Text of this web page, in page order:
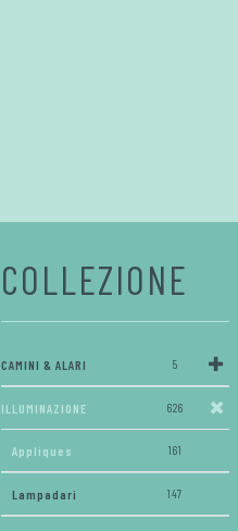
COLLEZIONE
CAMINI & ALARI 5
ILLUMINAZIONE 626
Appliques 161
Lampadari 147